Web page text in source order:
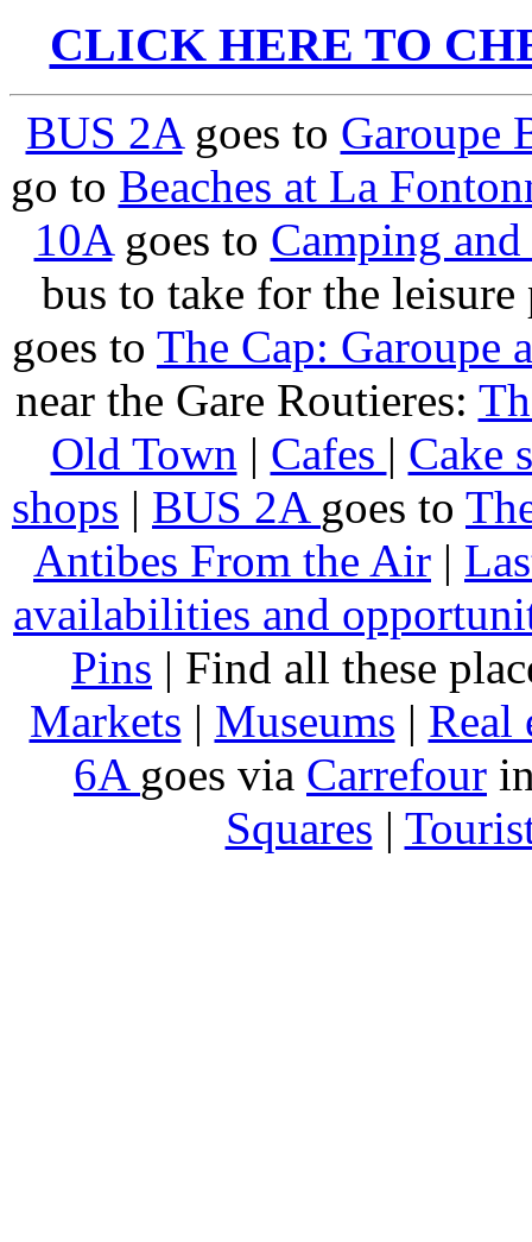
CLICK HERE TO
BUS 2Agoes to Garoupe
go to Beaches at La
10Agoes to Camping
bus to take for the
goes to The Cap: Garoupe
near the Gare Routieres:
Old Town | Cafes | Cake
shops | BUS 2A goes to
Antibes From the Air |
availabilities and
Pins | Find all these
Markets | Museums | Real
6A goes via Carrefour
Squares |